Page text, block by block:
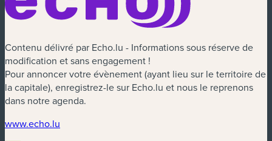
Contenu délivré par Echo.lu - Informations sous réserve de
modification et sans engagement !
Pour annoncer votre évènement (ayant lieu sur le territoire de
la capitale), enregistrez-le sur Echo.lu et nous le reprenons
dans notre agenda.
www.echo.lu